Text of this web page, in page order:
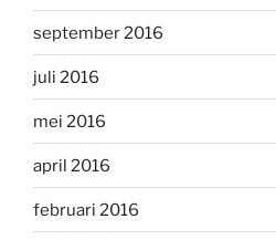
september 2016
juli 2016
mei 2016
april 2016
februari 2016